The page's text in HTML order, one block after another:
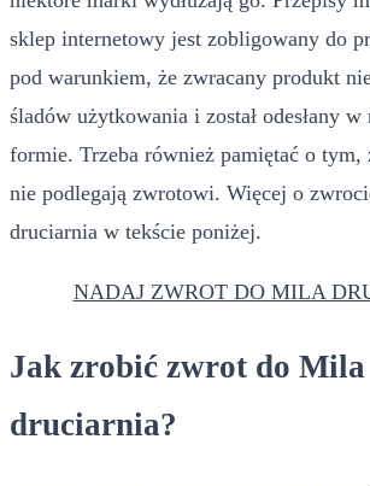
sklep internetowy jest zobligowany do
pod warunkiem, że zwracany produkt
śladów użytkowania i został odesłany
formie. Trzeba również pamiętać o tym,
nie podlegają zwrotowi. Więcej o
druciarnia w tekście poniżej.
NADAJ ZWROT DO MILA
Jak zrobić zwrot do Mila
druciarnia?